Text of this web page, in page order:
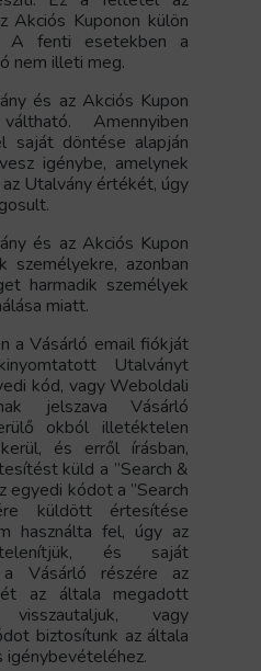
Akciós Kuponon külön
A fenti esetekben a
nem illeti meg.
és az Akciós Kupon
Amennyiben
saját döntése alapján
igénybe, amelynek
Utalvány értékét, úgy
és az Akciós Kupon
személyekre, azonban
harmadik személyek
miatt.
a Vásárló email fiókját
Utalványt
kód, vagy Weboldali
jelszava Vásárló
okból illetéktelen
és erről írásban,
küld a ”Search &
egyedi kódot a ”Search
küldött értesítése
használta fel, úgy az
és saját
a Vásárló részére az
az általa megadott
visszautaljuk, vagy
biztosítunk az általa